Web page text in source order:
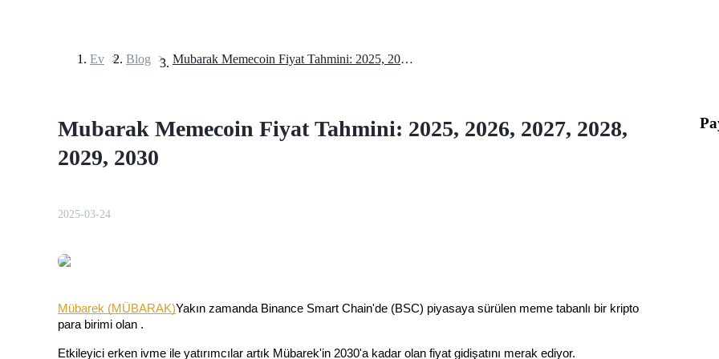
Teminat olarak USDT kullanan vadeli işlemler
Ev > Blog > Mubarak Memecoin Fiyat Tahmini: 2025, 2026, 2027, 2028, 2029, 2030
Mubarak Memecoin Fiyat Tahmini: 2025, 2026, 2027, 2028,
2029, 2030
2025-03-24
Mübarek (MÜBARAK)Yakın zamanda Binance Smart Chain'de (BSC) piyasaya sürülen meme tabanlı bir kripto
para birimi olan .
Etkileyici erken ivme ile yatırımcılar artık Mübarek'in 2030'a kadar olan fiyat gidişatını merak ediyor.